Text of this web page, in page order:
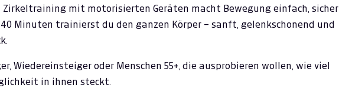
Zirkeltraining mit motorisierten Geräten macht Bewegung einfach, sicher
Minuten trainierst du den ganzen Körper – sanft, gelenkschonend und
Wiedereinsteiger oder Menschen 55+, die ausprobieren wollen, wie viel
in ihnen steckt.